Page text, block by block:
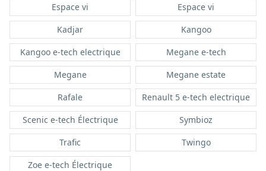
Espace vi
Espace vi
Kadjar
Kangoo
Kangoo e-tech electrique
Megane e-tech
Megane
Megane estate
Rafale
Renault 5 e-tech electrique
Scenic e-tech Électrique
Symbioz
Trafic
Twingo
Zoe e-tech Électrique